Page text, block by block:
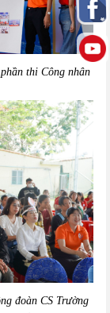
thi Công nhân
đoàn CS Trường